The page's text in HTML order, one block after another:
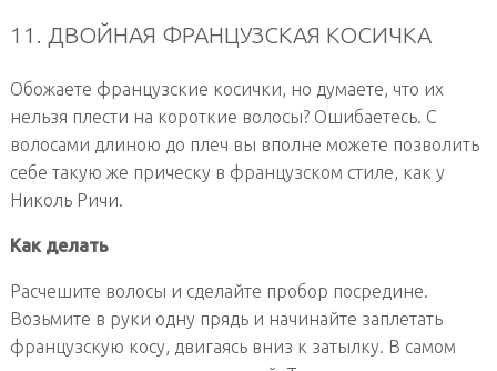
11. ДВОЙНАЯ ФРАНЦУЗСКАЯ КОСИЧКА
Обожаете французские косички, но думаете, что их
нельзя плести на короткие волосы? Ошибаетесь. С
волосами длиною до плеч вы вполне можете позволить
себе такую же прическу в французском стиле, как у
Николь Ричи.
Как делать
Расчешите волосы и сделайте пробор посредине.
Возьмите в руки одну прядь и начинайте заплетать
французскую косу, двигаясь вниз к затылку. В самом